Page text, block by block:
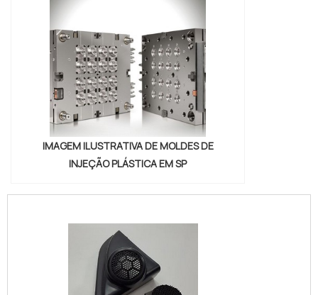
IMAGEM ILUSTRATIVA DE MOLDES DE
INJEÇÃO PLÁSTICA EM SP